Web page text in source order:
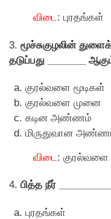
விடை: புரதங்கள்
3. மூச்சுகுழலின்
தடுப்பது _______
குரல்வளை மூடிகள்
குரல்வளை முனை
கடின அண்ணம்
மிருதுவான
விடை: குரல்வளை
4. பித்த நீர்
புரதங்கள்